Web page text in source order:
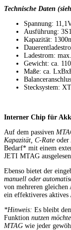
Technische Daten
Spannung:
Ausführung:
Kapazität:
Ladestrom:
Gewicht: ca.
Maße: ca.
Stecksystem:
Interner Chip für
Auf dem passiven
Kapazität, C-Rate oder
Bedarf* mit einem
JETI MTAG
Ebenso bietet der
manuell oder
von mehreren
ein effektiveres aktives
*Hinweis: Es bleibt
Funktion nutzen
MTAG wie jeder